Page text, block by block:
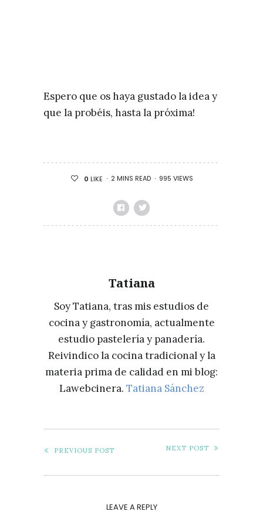
Espero que os haya gustado la idea y
que la probéis, hasta la próxima!
0 LIKE 2 MINS READ 995 VIEWS
Tatiana
Soy Tatiana, tras mis estudios de
cocina y gastronomía, actualmente
estudio pastelería y panadería.
Reivindico la cocina tradicional y la
materia prima de calidad en mi blog:
Lawebcinera. Tatiana Sánchez
PREVIOUS POST NEXT POST
LEAVE A REPLY